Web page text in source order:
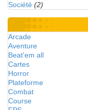
Société (2)
Arcade
Aventure
Beat'em all
Cartes
Horror
Plateforme
Combat
Course